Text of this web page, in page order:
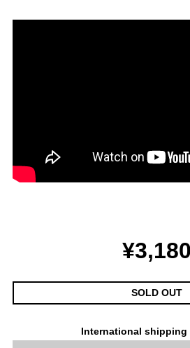
¥3,180
SOLD OUT
International shipping